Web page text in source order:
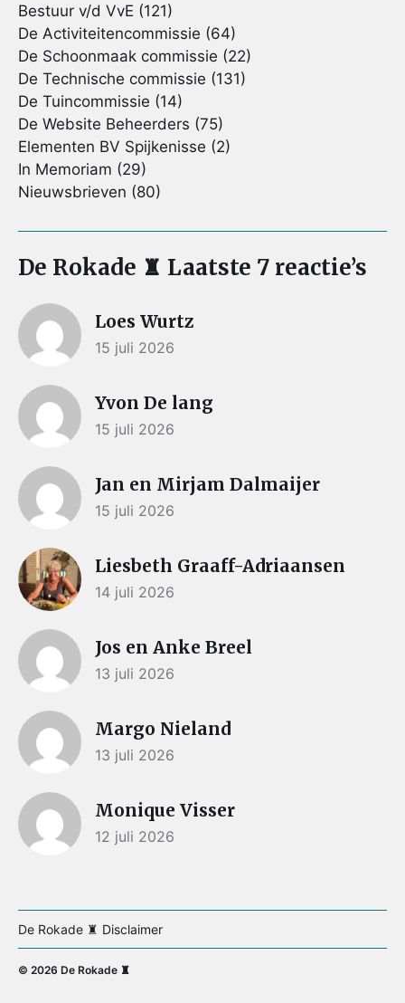
Bestuur v/d VvE (121)
De Activiteitencommissie (64)
De Schoonmaak commissie (22)
De Technische commissie (131)
De Tuincommissie (14)
De Website Beheerders (75)
Elementen BV Spijkenisse (2)
In Memoriam (29)
Nieuwsbrieven (80)
De Rokade ♜ Laatste 7 reactie’s
Loes Wurtz
15 juli 2026
Yvon De lang
15 juli 2026
Jan en Mirjam Dalmaijer
15 juli 2026
Liesbeth Graaff-Adriaansen
14 juli 2026
Jos en Anke Breel
13 juli 2026
Margo Nieland
13 juli 2026
Monique Visser
12 juli 2026
De Rokade ♜ Disclaimer
© 2026 De Rokade ♜